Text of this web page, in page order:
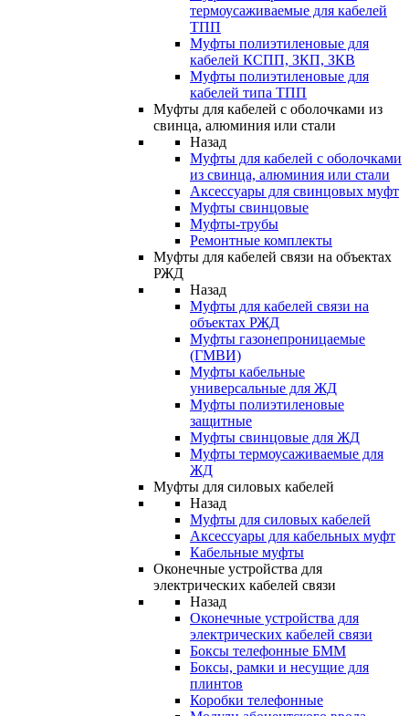
термоусаживаемые для кабелей
ТПП
Муфты полиэтиленовые для
кабелей КСПП, ЗКП, ЗКВ
Муфты полиэтиленовые для
кабелей типа ТПП
Муфты для кабелей с оболочками из
свинца, алюминия или стали
Назад
Муфты для кабелей с оболочками
из свинца, алюминия или стали
Аксессуары для свинцовых муфт
Муфты свинцовые
Муфты-трубы
Ремонтные комплекты
Муфты для кабелей связи на объектах
РЖД
Назад
Муфты для кабелей связи на
объектах РЖД
Муфты газонепроницаемые
(ГМВИ)
Муфты кабельные
универсальные для ЖД
Муфты полиэтиленовые
защитные
Муфты свинцовые для ЖД
Муфты термоусаживаемые для
ЖД
Муфты для силовых кабелей
Назад
Муфты для силовых кабелей
Аксессуары для кабельных муфт
Кабельные муфты
Оконечные устройства для
электрических кабелей связи
Назад
Оконечные устройства для
электрических кабелей связи
Боксы телефонные БММ
Боксы, рамки и несущие для
плинтов
Коробки телефонные